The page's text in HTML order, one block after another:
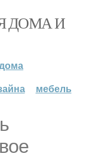
ДОМА И
мебель